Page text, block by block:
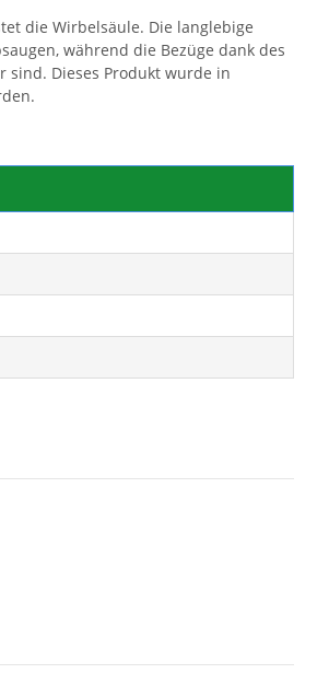
die Wirbelsäule. Die langlebige
während die Bezüge dank des
sind. Dieses Produkt wurde in